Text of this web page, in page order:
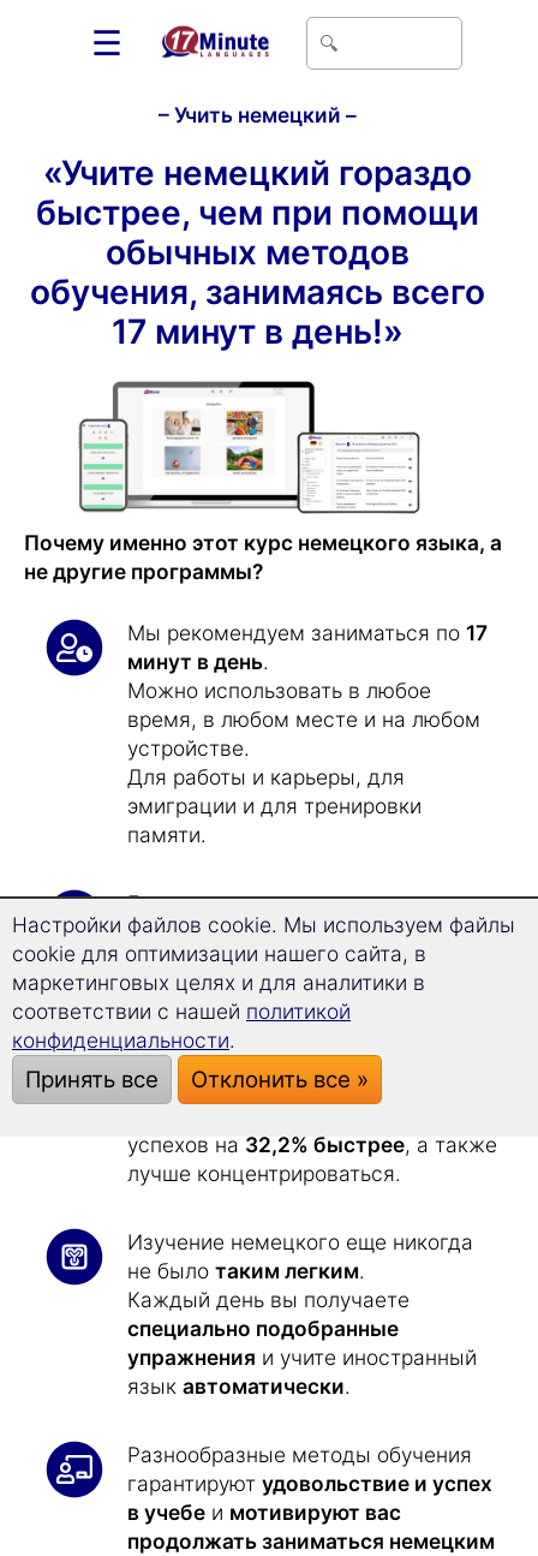
☰
– Учить немецкий –
«Учите немецкий гораздо
быстрее, чем при помощи
обычных методов
обучения, занимаясь всего
17 минут в день!»
Почему именно этот курс немецкого языка, а
не другие программы?
Мы рекомендуем заниматься по 17
минут в день.
Можно использовать в любое
время, в любом месте и на любом
устройстве.
Для работы и карьеры, для
эмиграции и для тренировки
памяти.
Благодаря получившему
множество наградметоду
обучения с использованием
долговременной памятивы
никогда не забудетенемецкий.
Технология Superlearning
успехов на 32,2% быстрее, а также
лучше концентрироваться.
Изучение немецкого еще никогда
не было таким легким.
Каждый день вы получаете
специально подобранные
упражнения и учите иностранный
язык автоматически.
Разнообразные методы обучения
гарантируют удовольствие и успех
в учебе и мотивируют вас
продолжать заниматься немецким
Настройки файлов cookie. Мы используем файлы
cookie для оптимизации нашего сайта, в
маркетинговых целях и для аналитики в
соответствии с нашей политикой
конфиденциальности.
Принять все Отклонить все »